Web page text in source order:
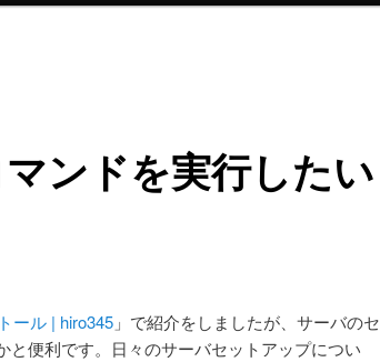
ンドを実行したい
ール | hiro345」で紹介をしましたが、サーバのセ
と便利です。日々のサーバセットアップについ